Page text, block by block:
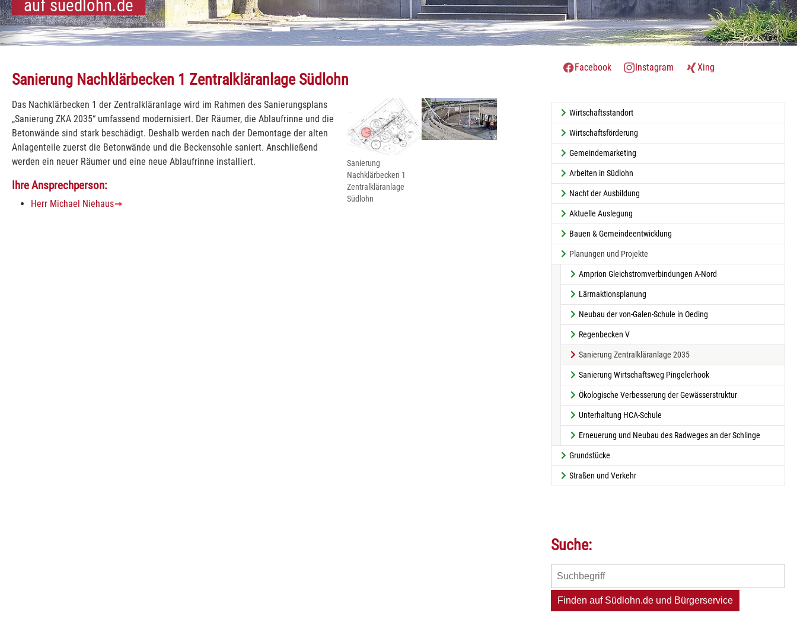
Oeding:
und Oeding:
Südlohn und Oeding:
Südlohn und Oeding:
Südlohn und Oeding:
Südlohn und Oeding:
Südlohn und Oeding:
Südlohn und Oeding:
Südlohn und Oeding:
Südlohn und Oeding:
Südlohn und Oeding:
auf suedlohn.de
Sanierung Nachklärbecken 1 Zentralkläranlage Südlohn
Show larger version for:
Sanierung
Nachklärbecken 1
Zentralkläranlage
Südlohn
Show larger version
Das Nachklärbecken 1 der Zentralkläranlage wird im Rahmen des Sanierungsplans
„Sanierung ZKA 2035“ umfassend modernisiert. Der Räumer, die Ablaufrinne und die
Betonwände sind stark beschädigt. Deshalb werden nach der Demontage der alten
Anlagenteile zuerst die Betonwände und die Beckensohle saniert. Anschließend
werden ein neuer Räumer und eine neue Ablaufrinne installiert.
Ihre Ansprechperson:
Herr Michael Niehaus
Facebook Instagram Xing
Wirtschaftsstandort
Wirtschaftsförderung
Gemeindemarketing
Arbeiten in Südlohn
Nacht der Ausbildung
Aktuelle Auslegung
Bauen & Gemeindeentwicklung
Planungen und Projekte
Amprion Gleichstromverbindungen A-Nord
Lärmaktionsplanung
Neubau der von-Galen-Schule in Oeding
Regenbecken V
Sanierung Zentralkläranlage 2035(current)
Sanierung Wirtschaftsweg Pingelerhook
Ökologische Verbesserung der Gewässerstruktur
Unterhaltung HCA-Schule
Erneuerung und Neubau des Radweges an der Schlinge
Grundstücke
Straßen und Verkehr
Suche: